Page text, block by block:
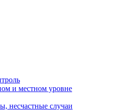
и местном уровне
несчастные случаи